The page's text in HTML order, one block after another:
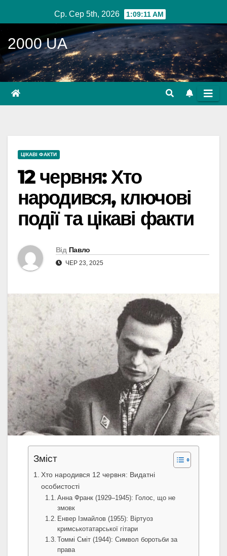
до
вмісту
Ср. Сер 5th, 2026 1:09:12 AM
2000 UA
ЦІКАВІ ФАКТИ
12 червня: Хто
народився, ключові
події та цікаві факти
Від Павло
ЧЕР 23, 2025
Зміст
Хто народився 12 червня: Видатні
особистості
Анна Франк (1929–1945): Голос, що не
змовк
Енвер Ізмайлов (1955): Віртуоз
кримськотатарської гітари
Томмі Сміт (1944): Символ боротьби за
права